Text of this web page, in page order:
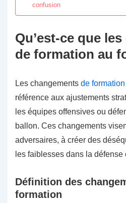
confusion
Qu’est-ce que
de formation au
Les changements de formation
référence aux ajustements
les équipes offensives ou
ballon. Ces changements
adversaires, à créer des
les faiblesses dans la défense
Définition des
formation